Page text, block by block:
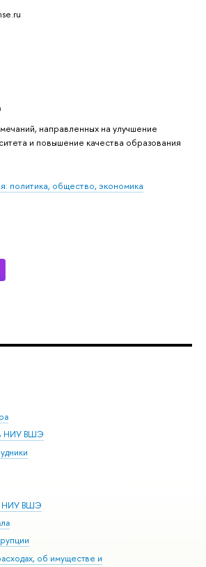
направленных на улучшение
и повышение качества образования
политика, общество, экономика
в НИУ ВШЭ
НИУ ВШЭ
об имуществе и